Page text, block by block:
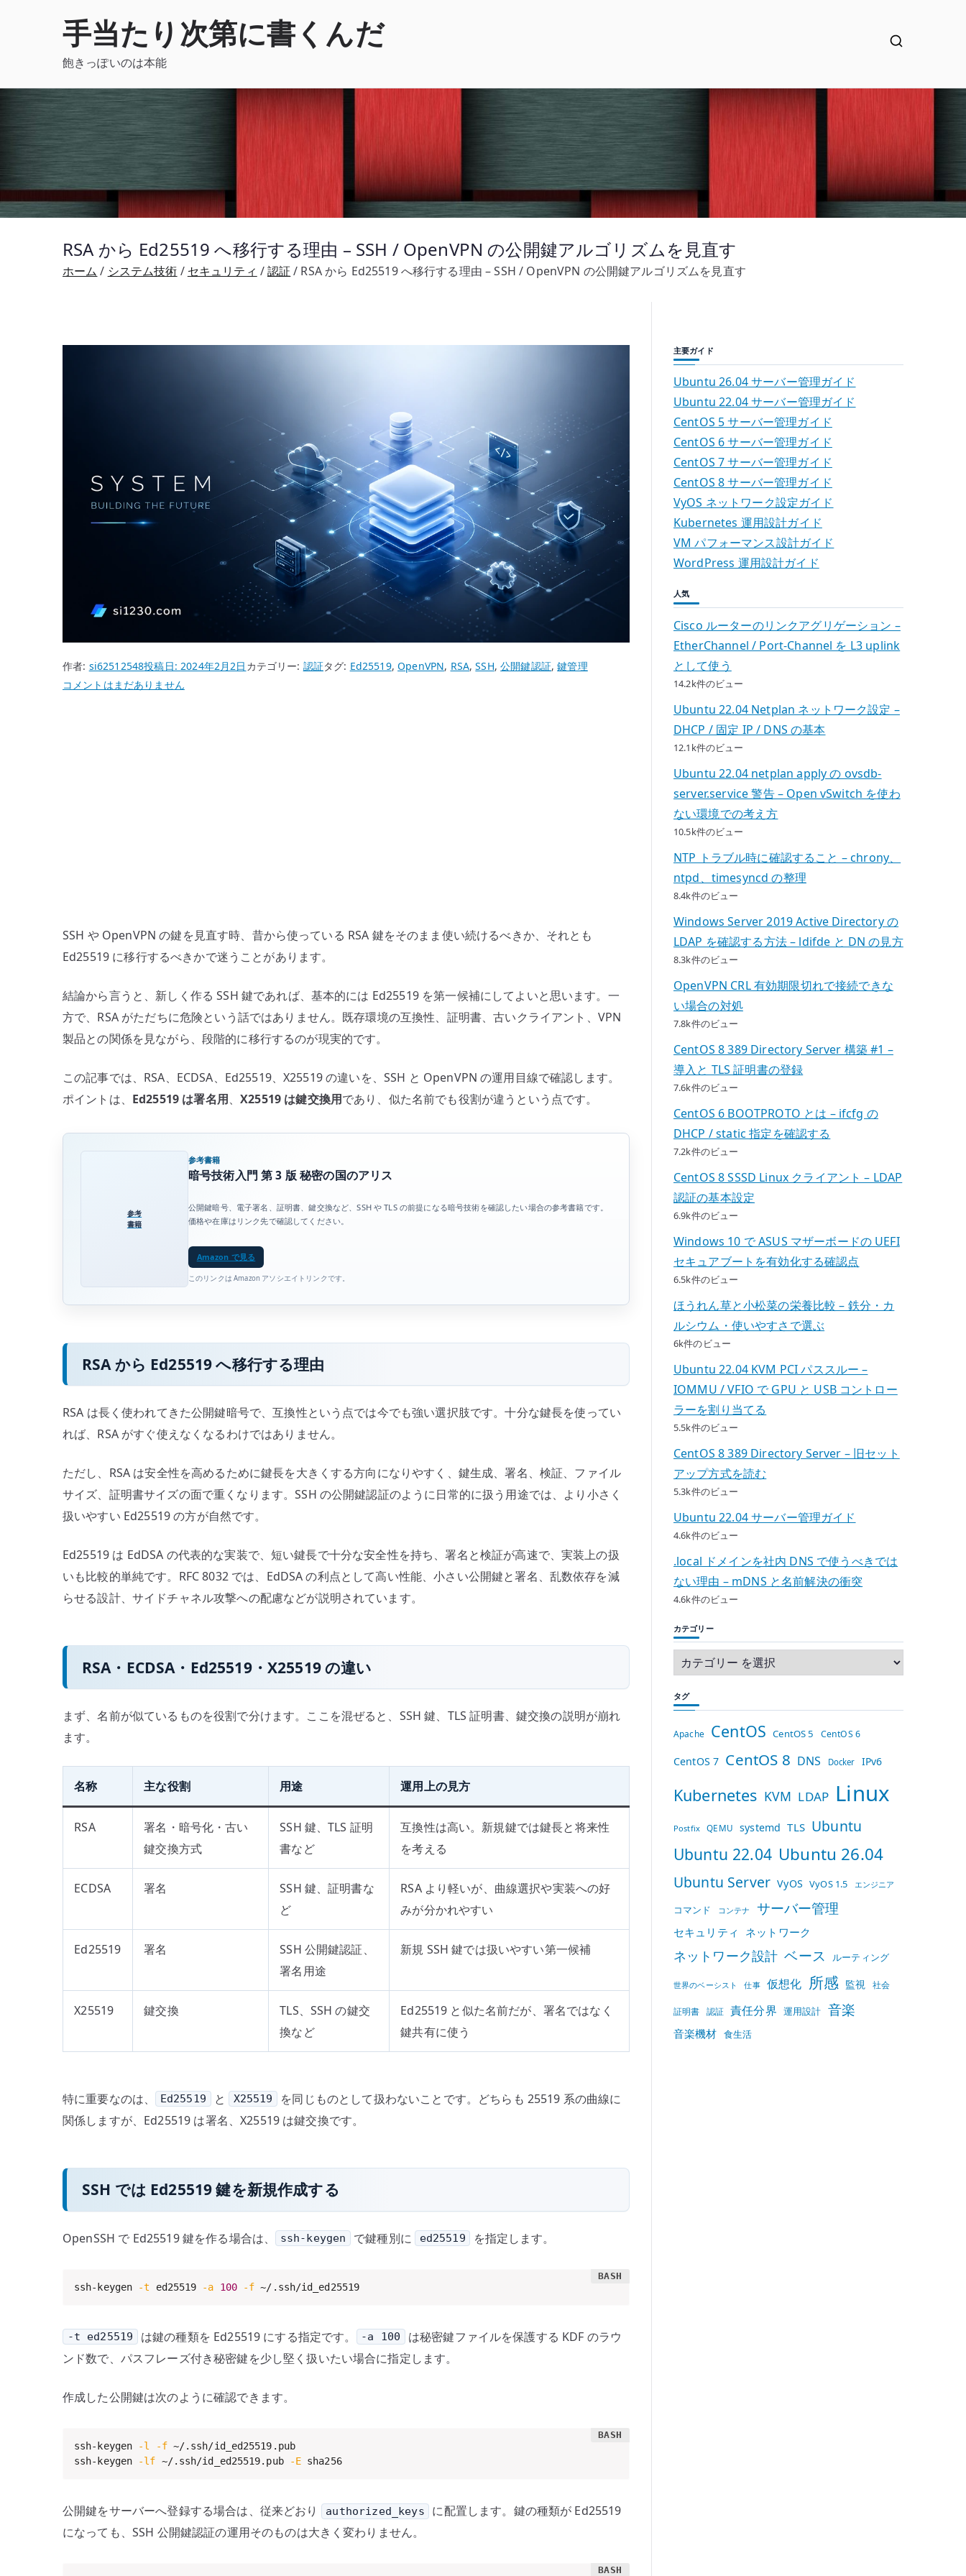
手当たり次第に書くんだ
飽きっぽいのは本能
RSA から Ed25519 へ移行する理由 – SSH / OpenVPN の公開鍵アルゴリズムを見直す
ホーム システム技術 セキュリティ 認証 RSA から Ed25519 へ移行する理由 – SSH / OpenVPN の公開鍵アルゴリズムを見直す
作者: si62512548投稿日:2024年2月2日 カテゴリー: 認証タグ: Ed25519,OpenVPN, RSA,SSH,公開鍵認証,鍵管理
RSA
の
開
鍵
ア
ゴ
リ
ム
コメントはまだありません
SSH や OpenVPN の鍵を見直す時、昔から使っている RSA 鍵をそのまま使い続けるべきか、それとも
Ed25519 に移行するべきかで迷うことがあります。
結論から言うと、新しく作る SSH 鍵であれば、基本的には Ed25519 を第一候補にしてよいと思います。一
方で、RSA がただちに危険という話ではありません。既存環境の互換性、証明書、古いクライアント、VPN
製品との関係を見ながら、段階的に移行するのが現実的です。
この記事では、RSA、ECDSA、Ed25519、X25519 の違いを、SSH と OpenVPN の運用目線で確認します。
ポイントは、 Ed25519 は署名用、X25519 は鍵交換用であり、似た名前でも役割が違うという点です。
参考
書籍
参考書籍
暗号技術入門 第 3 版 秘密の国のアリス
公開鍵暗号、電子署名、証明書、鍵交換など、SSH や TLS の前提になる暗号技術を確認したい場合の参考書籍です。
価格や在庫はリンク先で確認してください。
Amazon で見る
このリンクは Amazon アソシエイトリンクです。
RSA から Ed25519 へ移行する理由
RSA は長く使われてきた公開鍵暗号で、互換性という点では今でも強い選択肢です。十分な鍵長を使ってい
れば、RSA がすぐ使えなくなるわけではありません。
ただし、RSA は安全性を高めるために鍵長を大きくする方向になりやすく、鍵生成、署名、検証、ファイル
サイズ、証明書サイズの面で重くなります。SSH の公開鍵認証のように日常的に扱う用途では、より小さく
扱いやすい Ed25519 の方が自然です。
Ed25519 は EdDSA の代表的な実装で、短い鍵長で十分な安全性を持ち、署名と検証が高速で、実装上の扱
いも比較的単純です。RFC 8032 では、EdDSA の利点として高い性能、小さい公開鍵と署名、乱数依存を減
らせる設計、サイドチャネル攻撃への配慮などが説明されています。
RSA・ECDSA・Ed25519・X25519 の違い
まず、名前が似ているものを役割で分けます。ここを混ぜると、SSH 鍵、TLS 証明書、鍵交換の説明が崩れ
ます。
名称 主な役割 用途 運用上の見方
RSA
署名・暗号化・古い
鍵交換方式
SSH 鍵、TLS 証明
書など
互換性は高い。新規鍵では鍵長と将来性
を考える
ECDSA 署名
SSH 鍵、証明書な
ど
RSA より軽いが、曲線選択や実装への好
みが分かれやすい
Ed25519 署名
SSH 公開鍵認証、
署名用途
新規 SSH 鍵では扱いやすい第一候補
X25519 鍵交換
TLS、SSH の鍵交
換など
Ed25519 と似た名前だが、署名ではなく
鍵共有に使う
特に重要なのは、 Ed25519 と X25519
を同じものとして扱わないことです。どちらも 25519 系の曲線に
関係しますが、Ed25519 は署名、X25519 は鍵交換です。
SSH では Ed25519 鍵を新規作成する
OpenSSH で Ed25519 鍵を作る場合は、 ssh-keygen で鍵種別に ed25519 を指定します。
ssh-keygen -t ed25519 -a 100 -f ~/.ssh/id_ed25519
-t ed25519 は鍵の種類を Ed25519 にする指定です。 -a 100
は秘密鍵ファイルを保護する KDF のラウ
ンド数で、パスフレーズ付き秘密鍵を少し堅く扱いたい場合に指定します。
作成した公開鍵は次のように確認できます。
ssh-keygen -l -f ~/.ssh/id_ed25519.pub
ssh-keygen
-lf ~/.ssh/id_ed25519.pub -E sha256
公開鍵をサーバーへ登録する場合は、従来どおり authorized_keys
に配置します。鍵の種類が Ed25519
になっても、SSH 公開鍵認証の運用そのものは大きく変わりません。
主要ガイド
Ubuntu 26.04 サーバー管理ガイド
Ubuntu 22.04 サーバー管理ガイド
CentOS 5 サーバー管理ガイド
CentOS 6 サーバー管理ガイド
CentOS 7 サーバー管理ガイド
CentOS 8 サーバー管理ガイド
VyOS ネットワーク設定ガイド
Kubernetes 運用設計ガイド
VM パフォーマンス設計ガイド
WordPress 運用設計ガイド
人気
Cisco ルーターのリンクアグリゲーション –
EtherChannel / Port-Channel を L3 uplink
として使う
14.2k件のビュー
Ubuntu 22.04 Netplan ネットワーク設定 –
DHCP / 固定 IP / DNS の基本
12.1k件のビュー
Ubuntu 22.04 netplan apply の ovsdb-
server.service 警告 – Open vSwitch を使わ
ない環境での考え方
10.5k件のビュー
NTP トラブル時に確認すること – chrony、
ntpd、timesyncd の整理
8.4k件のビュー
Windows Server 2019 Active Directory の
LDAP を確認する方法 – ldifde と DN の見方
8.3k件のビュー
OpenVPN CRL 有効期限切れで接続できな
い場合の対処
7.8k件のビュー
CentOS 8 389 Directory Server 構築 #1 –
導入と TLS 証明書の登録
7.6k件のビュー
CentOS 6 BOOTPROTO とは – ifcfg の
DHCP / static 指定を確認する
7.2k件のビュー
CentOS 8 SSSD Linux クライアント – LDAP
認証の基本設定
6.9k件のビュー
Windows 10 で ASUS マザーボードの UEFI
セキュアブートを有効化する確認点
6.5k件のビュー
ほうれん草と小松菜の栄養比較 – 鉄分・カ
ルシウム・使いやすさで選ぶ
6k件のビュー
Ubuntu 22.04 KVM PCI パススルー –
IOMMU / VFIO で GPU と USB コントロー
ラーを割り当てる
5.5k件のビュー
CentOS 8 389 Directory Server – 旧セット
アップ方式を読む
5.3k件のビュー
Ubuntu 22.04 サーバー管理ガイド
4.6k件のビュー
.local ドメインを社内 DNS で使うべきでは
ない理由 – mDNS と名前解決の衝突
4.6k件のビュー
カテゴリー
タグ
Apache CentOS CentOS 5 CentOS 6
CentOS 7 CentOS 8 DNS Docker IPv6
Kubernetes KVM LDAP Linux
Postfix QEMU systemd TLS Ubuntu
Ubuntu 22.04 Ubuntu 26.04
Ubuntu Server VyOS VyOS 1.5 エンジニア
コマンド コンテナ サーバー管理
セキュリティ ネットワーク
ネットワーク設計 ベース ルーティング
世界のベーシスト 仕事 仮想化 所感 監視 社会
証明書 認証 責任分界 運用設計 音楽
音楽機材 食生活